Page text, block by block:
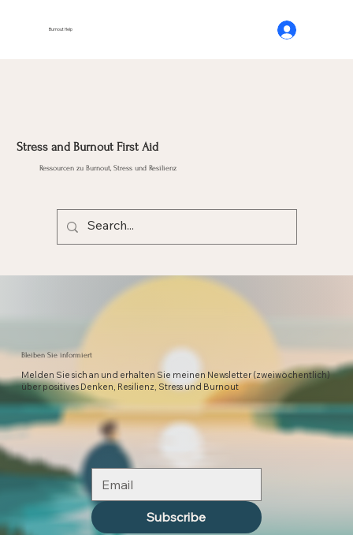
Burnout Help
Stress and Burnout First Aid
Ressourcen zu Burnout, Stress und Resilienz
Bleiben Sie informiert
Melden Sie sich an und erhalten Sie meinen Newsletter (zweiwöchentlich)
über positives Denken, Resilienz, Stress und Burnout
Subscribe